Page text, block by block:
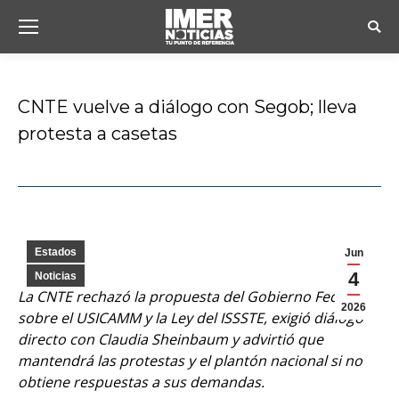
CNTE vuelve a diálogo con Segob; lleva
protesta a casetas
Jun
4
2026
Estados
Noticias
La CNTE rechazó la propuesta del Gobierno Federal
sobre el USICAMM y la Ley del ISSSTE, exigió diálogo
directo con Claudia Sheinbaum y advirtió que
mantendrá las protestas y el plantón nacional si no
obtiene respuestas a sus demandas.